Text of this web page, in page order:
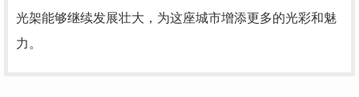
光架能够继续发展壮大，为这座城市增添更多的光彩和魅
力。